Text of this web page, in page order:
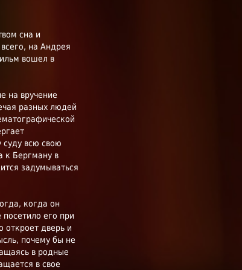
сна и
на Андрея
вошел в
на вручение
разных людей
всю свою
к Бергману в
задумываться
когда он
его при
откроет дверь и
почему бы не
в родные
в свое